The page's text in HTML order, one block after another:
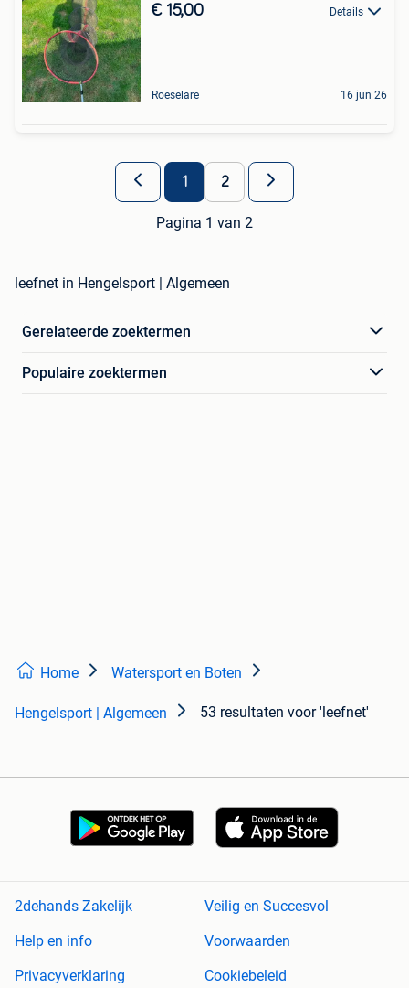
€ 15,00 Details
Roeselare 16 jun 26
1 2
Pagina 1 van 2
leefnet in Hengelsport | Algemeen
Gerelateerde zoektermen
Populaire zoektermen
Home Watersport en Boten
Hengelsport | Algemeen 53 resultaten voor 'leefnet'
2dehands Zakelijk
Veilig en Succesvol
Help en info
Voorwaarden
Privacyverklaring
Cookiebeleid